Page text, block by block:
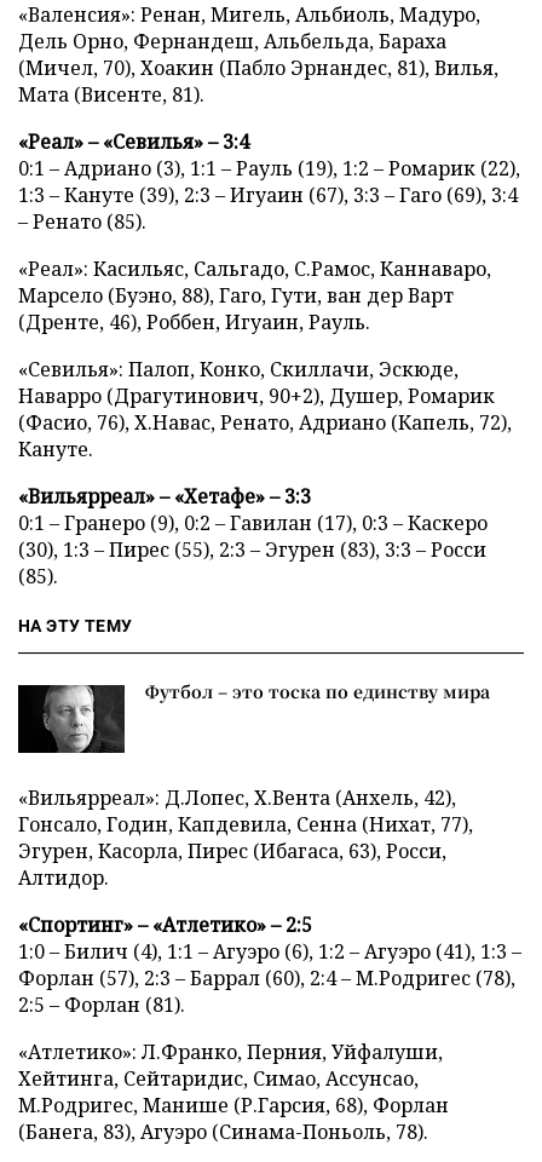
«Валенсия»: Ренан, Мигель, Альбиоль, Мадуро,
Дель Орно, Фернандеш, Альбельда, Бараха
(Мичел, 70), Хоакин (Пабло Эрнандес, 81), Вилья,
Мата (Висенте, 81).
«Реал» – «Севилья» – 3:4
0:1 – Адриано (3), 1:1 – Рауль (19), 1:2 – Ромарик (22),
1:3 – Кануте (39), 2:3 – Игуаин (67), 3:3 – Гаго (69), 3:4
– Ренато (85).
«Реал»: Касильяс, Сальгадо, С.Рамос, Каннаваро,
Марсело (Буэно, 88), Гаго, Гути, ван дер Варт
(Дренте, 46), Роббен, Игуаин, Рауль.
«Севилья»: Палоп, Конко, Скиллачи, Эскюде,
Наварро (Драгутинович, 90+2), Душер, Ромарик
(Фасио, 76), Х.Навас, Ренато, Адриано (Капель, 72),
Кануте.
«Вильярреал» – «Хетафе» – 3:3
0:1 – Гранеро (9), 0:2 – Гавилан (17), 0:3 – Каскеро
(30), 1:3 – Пирес (55), 2:3 – Эгурен (83), 3:3 – Росси
(85).
НА ЭТУ ТЕМУ
Футбол – это тоска по единству мира
«Вильярреал»: Д.Лопес, Х.Вента (Анхель, 42),
Гонсало, Годин, Капдевила, Сенна (Нихат, 77),
Эгурен, Касорла, Пирес (Ибагаса, 63), Росси,
Алтидор.
«Спортинг» – «Атлетико» – 2:5
1:0 – Билич (4), 1:1 – Агуэро (6), 1:2 – Агуэро (41), 1:3 –
Форлан (57), 2:3 – Баррал (60), 2:4 – М.Родригес (78),
2:5 – Форлан (81).
«Атлетико»: Л.Франко, Перния, Уйфалуши,
Хейтинга, Сейтаридис, Симао, Ассунсао,
М.Родригес, Манише (Р.Гарсия, 68), Форлан
(Банега, 83), Агуэро (Синама-Поньоль, 78).